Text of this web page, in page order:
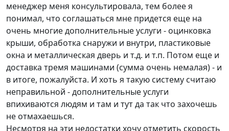
менеджер меня консультировала, тем более я
понимал, что соглашаться мне придется еще на
очень многие дополнительные услуги - оцинковка
крыши, обработка снаружи и внутри, пластиковые
окна и металлическая дверь и т.д. и т.п. Потом еще и
доставка тремя машинами (сумма очень немалая) - и
в итоге, пожалуйста. И хоть я такую систему считаю
неправильной - дополнительные услуги
впихиваются людям и там и тут да так что захочешь
не отмахаешься.
Несмотря на эти недостатки хочу отметить скорость